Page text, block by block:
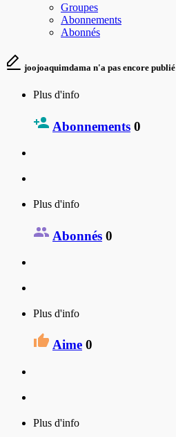
Groupes
Abonnements
Abonnés
joojoaquimdama n'a pas encore publié
Plus d'info
Abonnements 0
Plus d'info
Abonnés 0
Plus d'info
Aime 0
Plus d'info